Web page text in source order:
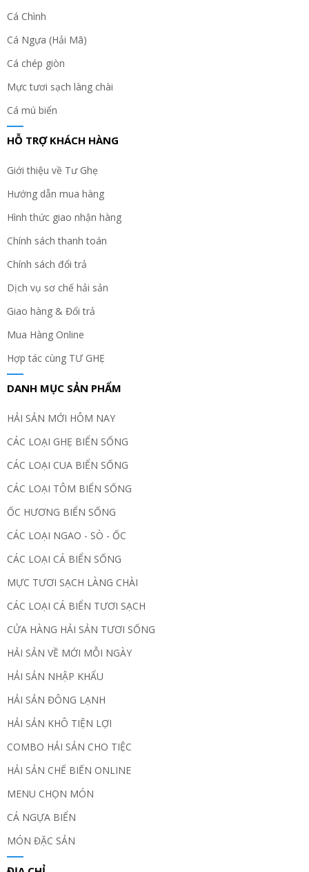
Cá Chình
Cá Ngựa (Hải Mã)
Cá chép giòn
Mực tươi sạch làng chài
Cá mú biển
HỖ TRỢ KHÁCH HÀNG
Giới thiệu về Tư Ghẹ
Hướng dẫn mua hàng
Hình thức giao nhận hàng
Chính sách thanh toán
Chính sách đổi trả
Dịch vụ sơ chế hải sản
Giao hàng & Đổi trả
Mua Hàng Online
Hợp tác cùng TƯ GHẸ
DANH MỤC SẢN PHẨM
HẢI SẢN MỚI HÔM NAY
CÁC LOẠI GHẸ BIỂN SỐNG
CÁC LOẠI CUA BIỂN SỐNG
CÁC LOẠI TÔM BIỂN SỐNG
ỐC HƯƠNG BIỂN SỐNG
CÁC LOẠI NGAO - SÒ - ỐC
CÁC LOẠI CÁ BIỂN SỐNG
MỰC TƯƠI SẠCH LÀNG CHÀI
CÁC LOẠI CÁ BIỂN TƯƠI SẠCH
CỬA HÀNG HẢI SẢN TƯƠI SỐNG
HẢI SẢN VỀ MỚI MỖI NGÀY
HẢI SẢN NHẬP KHẨU
HẢI SẢN ĐÔNG LẠNH
HẢI SẢN KHÔ TIỆN LỢI
COMBO HẢI SẢN CHO TIỆC
HẢI SẢN CHẾ BIẾN ONLINE
MENU CHỌN MÓN
CÁ NGỰA BIỂN
MÓN ĐẶC SẢN